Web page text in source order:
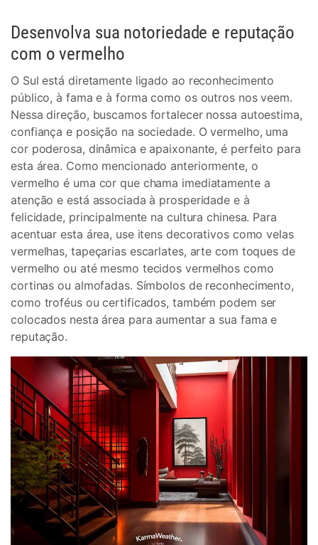
Desenvolva sua notoriedade e reputação
com o vermelho
O Sul está diretamente ligado ao reconhecimento
público, à fama e à forma como os outros nos veem.
Nessa direção, buscamos fortalecer nossa autoestima,
confiança e posição na sociedade. O vermelho, uma
cor poderosa, dinâmica e apaixonante, é perfeito para
esta área. Como mencionado anteriormente, o
vermelho é uma cor que chama imediatamente a
atenção e está associada à prosperidade e à
felicidade, principalmente na cultura chinesa. Para
acentuar esta área, use itens decorativos como velas
vermelhas, tapeçarias escarlates, arte com toques de
vermelho ou até mesmo tecidos vermelhos como
cortinas ou almofadas. Símbolos de reconhecimento,
como troféus ou certificados, também podem ser
colocados nesta área para aumentar a sua fama e
reputação.